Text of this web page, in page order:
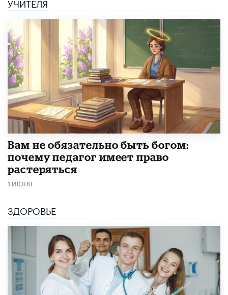
​Вам не обязательно быть богом:
почему педагог имеет право
растеряться
1 ИЮНЯ
ЗДОРОВЬЕ